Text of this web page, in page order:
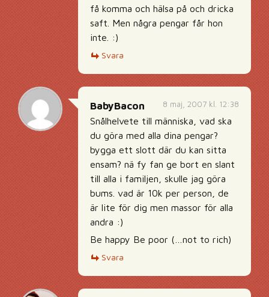
få komma och hälsa på och dricka
saft. Men några pengar får hon
inte. :)
Svara
8 maj, 2007 kl. 12:38
BabyBacon
Snålhelvete till människa, vad ska
du göra med alla dina pengar?
bygga ett slott där du kan sitta
ensam? nä fy fan ge bort en slant
till alla i familjen, skulle jag göra
bums. vad är 10k per person, de
är lite för dig men massor för alla
andra :)
Be happy Be poor (…not to rich)
Svara